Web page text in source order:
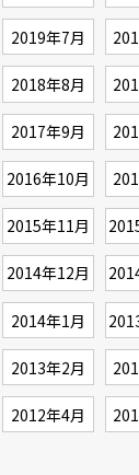
2019年7月
2018年8月
2017年9月
2016年10月
2015年11月
2014年12月
2014年1月
2013年2月
2012年4月